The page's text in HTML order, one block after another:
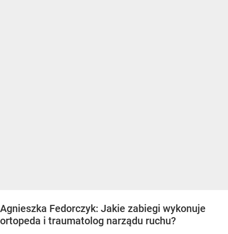
Agnieszka Fedorczyk: Jakie zabiegi wykonuje
ortopeda i traumatolog narządu ruchu?